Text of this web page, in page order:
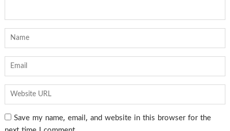
Save my name, email, and website in this browser for the